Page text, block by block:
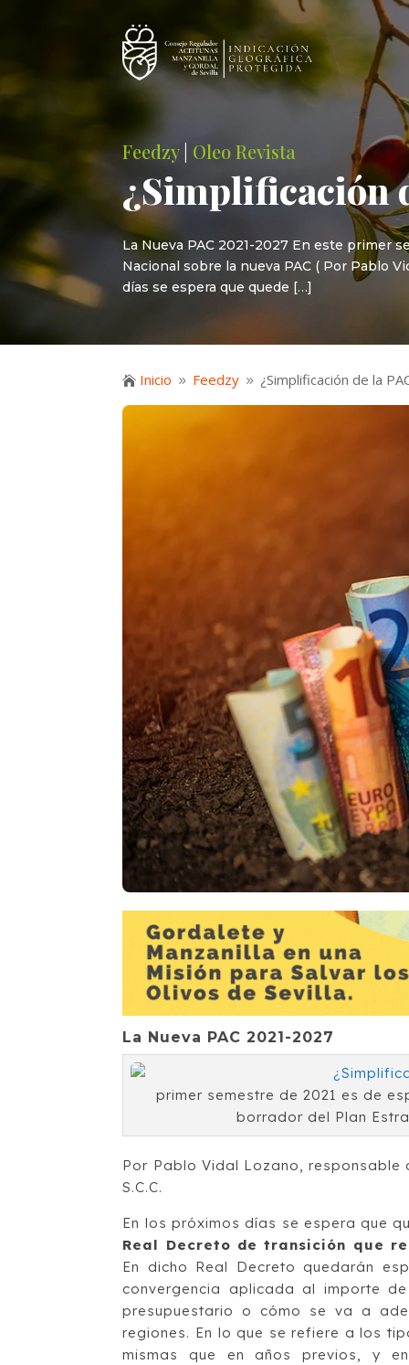
Feedzy| Oleo Revista
¿Simplificación
La Nueva PAC 2021-2027 En este primer
Nacional sobre la nueva PAC ( Por Pablo
días se espera que quede […]
 Inicio 9 Feedzy 9 ¿Simplificación de la
La Nueva PAC 2021-2027
primer semestre de 2021 es de
borrador del Plan
Por Pablo Vidal Lozano, responsable
S.C.C.
En los próximos días se espera que
Real Decreto de transición que
En dicho Real Decreto quedarán
convergencia aplicada al importe
presupuestario o cómo se va a
regiones. En lo que se refiere a los
mismas que en años previos, y